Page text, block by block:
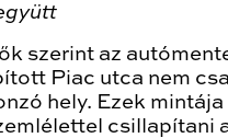
szerint az
Piac utca nem
hely. Ezek mintája
csillapítani